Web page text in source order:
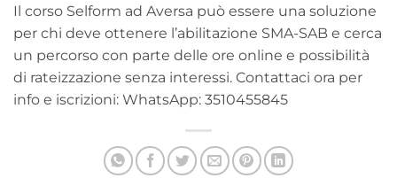
Il corso Selform ad Aversa può essere una soluzione
per chi deve ottenere l’abilitazione SMA-SAB e cerca
un percorso con parte delle ore online e possibilità
di rateizzazione senza interessi. Contattaci ora per
info e iscrizioni: WhatsApp: 3510455845